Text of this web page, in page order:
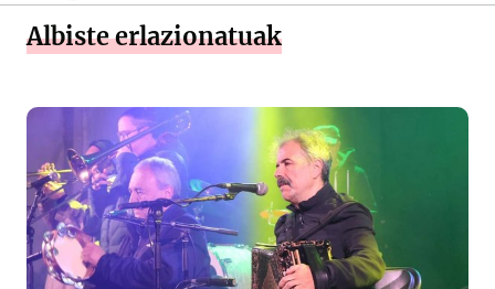
Albiste erlazionatuak